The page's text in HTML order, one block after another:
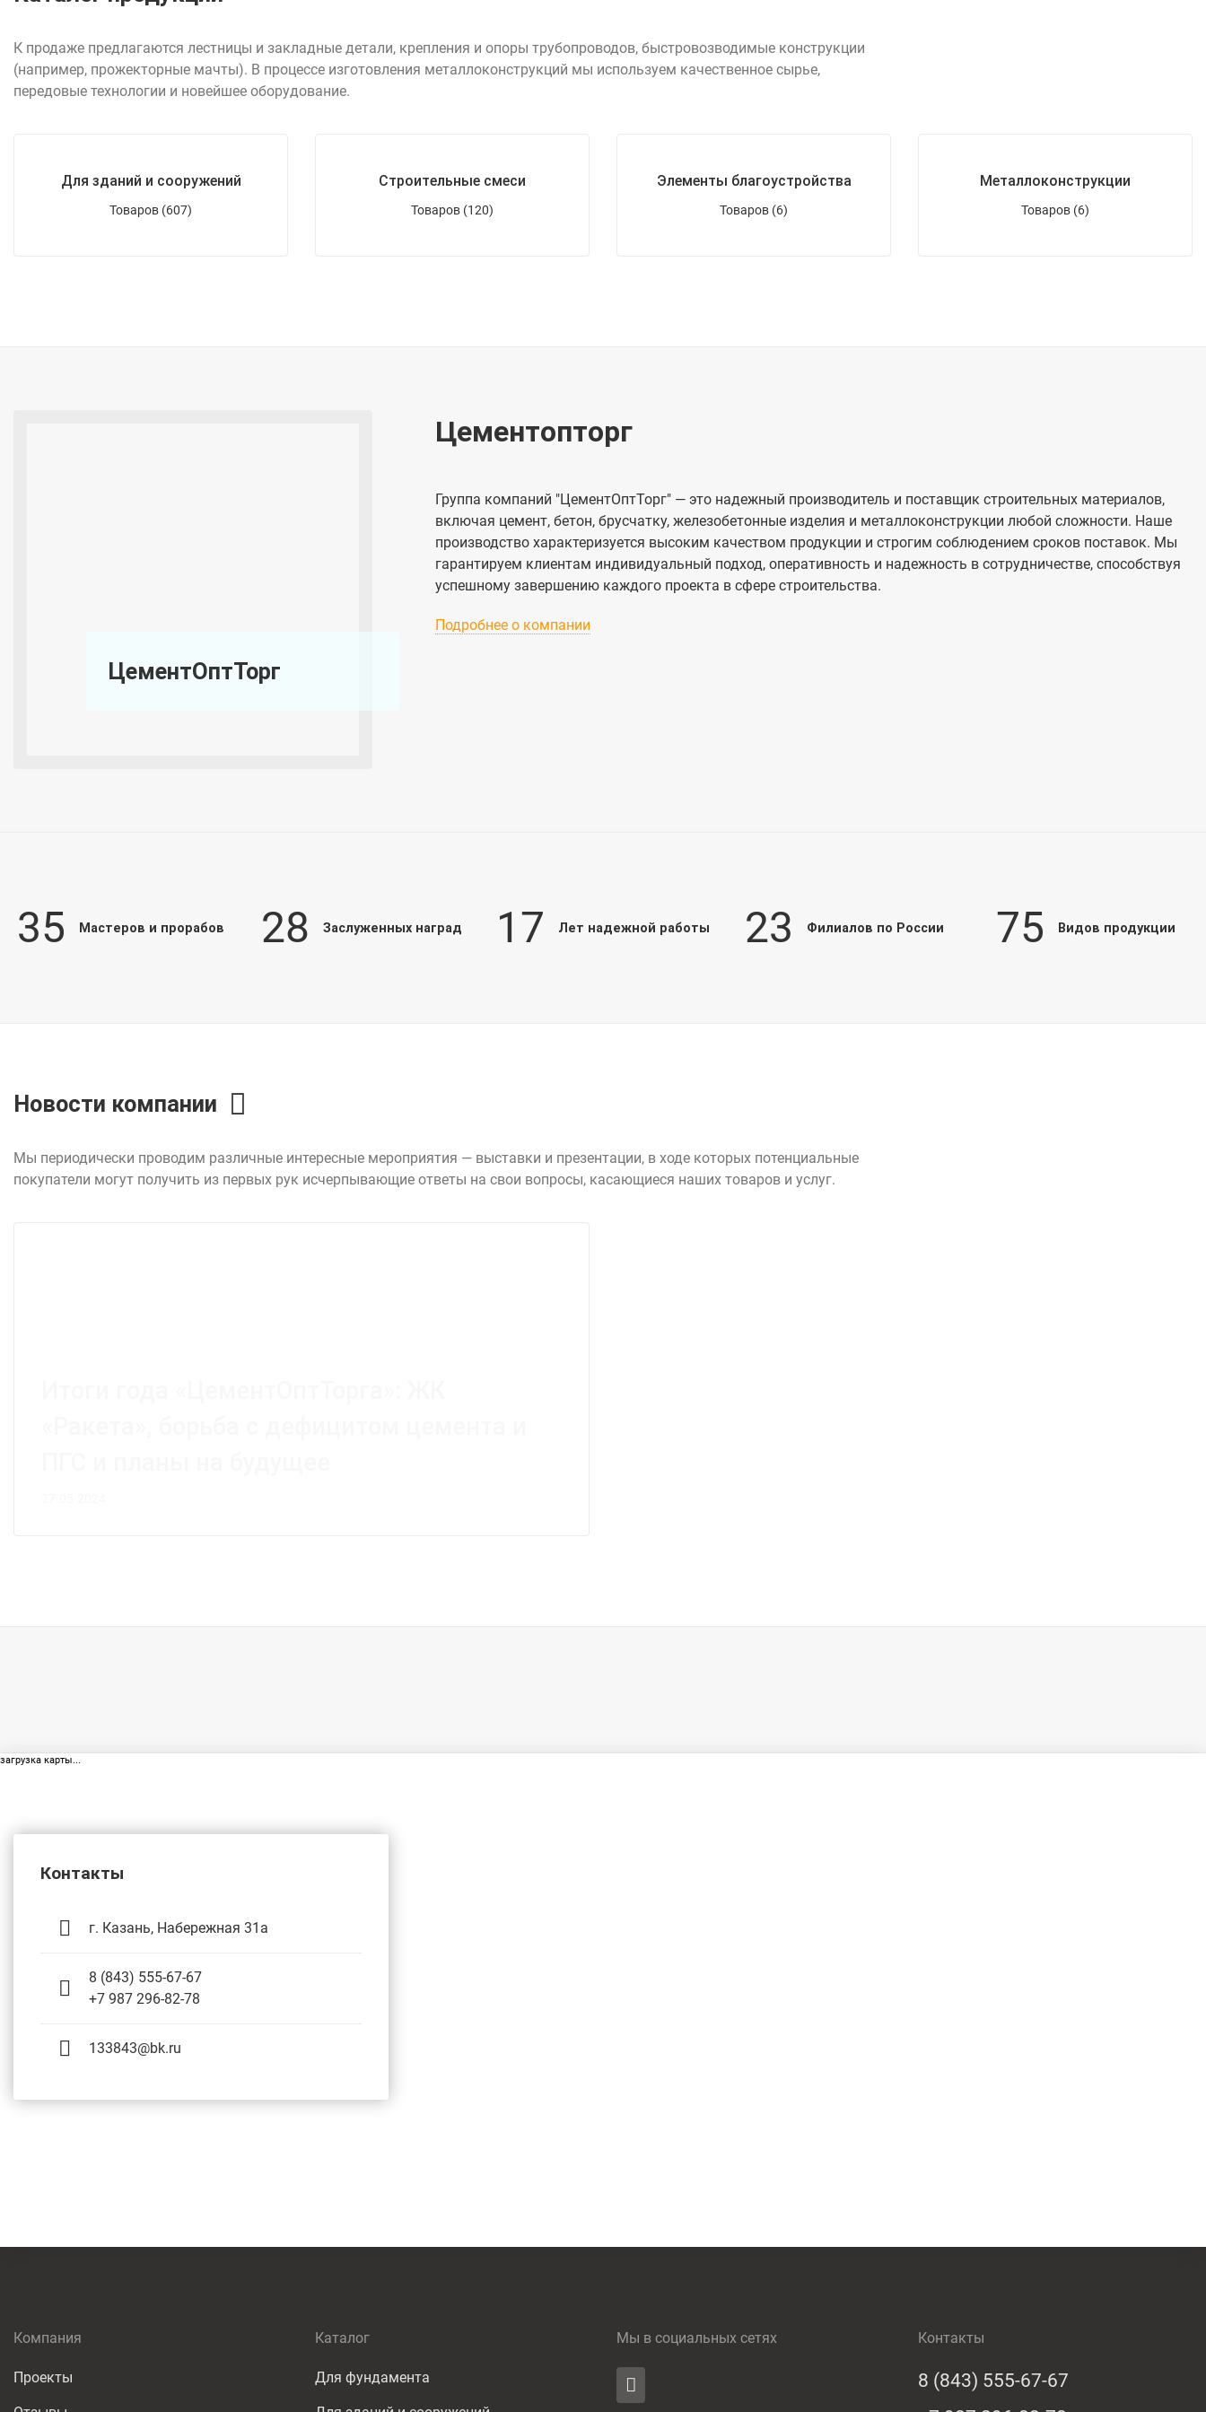
К продаже предлагаются лестницы и закладные детали, крепления и опоры трубопроводов, быстровозводимые конструкции
(например, прожекторные мачты). В процессе изготовления металлоконструкций мы используем качественное сырье,
передовые технологии и новейшее оборудование.
Для зданий и сооружений
Товаров (607)
Строительные смеси
Товаров (120)
Элементы благоустройства
Товаров (6)
Металлоконструкции
Товаров (6)
ЦементОптТорг
Цементопторг
Группа компаний "ЦементОптТорг" — это надежный производитель и поставщик строительных материалов,
включая цемент, бетон, брусчатку, железобетонные изделия и металлоконструкции любой сложности. Наше
производство характеризуется высоким качеством продукции и строгим соблюдением сроков поставок. Мы
гарантируем клиентам индивидуальный подход, оперативность и надежность в сотрудничестве, способствуя
успешному завершению каждого проекта в сфере строительства.
Подробнее о компании
35 Мастеров и прорабов 28 Заслуженных наград 17 Лет надежной работы 23 Филиалов по России 75 Видов продукции
Новости компании
Мы периодически проводим различные интересные мероприятия — выставки и презентации, в ходе которых потенциальные
покупатели могут получить из первых рук исчерпывающие ответы на свои вопросы, касающиеся наших товаров и услуг.
Контакты
г. Казань, Набережная 31а
8 (843) 555-67-67
+7 987 296-82-78
133843@bk.ru
загрузка карты...
Компания
Проекты
Каталог
Для фундамента
Мы в социальных сетях Контакты
8 (843) 555-67-67